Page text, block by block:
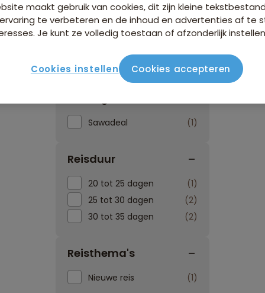
Reissoorten
Sawadeal 1
Reisduur
20 tot 25 dagen
1
25 tot 30 dagen
2
30 tot 35 dagen
2
Reisthema's
Nieuwe reis 1
maakt gebruik van cookies, dit zijn kleine
te verbeteren en de inhoud en advertenties af te
Je kunt ze volledig toestaan of afzonderlijk
Cookies instellen Cookies accepteren